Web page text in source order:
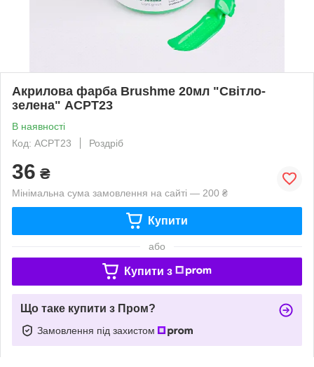
Акрилова фарба Brushme 20мл "Світло-
зелена" ACPT23
В наявності
Код: ACPT23
Роздріб
36 ₴
Мінімальна сума замовлення на сайті — 200 ₴
Купити
або
Купити з
Що таке купити з Пром?
Замовлення під захистом